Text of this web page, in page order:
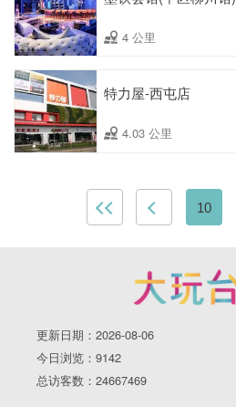
4 公里
特力屋-西屯店
4.03 公里
10
更新日期：2026-08-06
今日浏览：9142
总访客数：24667469